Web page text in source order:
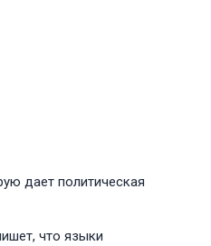
дает политическая
что языки